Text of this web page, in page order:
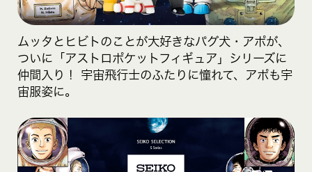
ムッタとヒビトのことが大好きなパグ犬・アポが、
ついに「アストロポケットフィギュア」シリーズに
仲間入り！ 宇宙飛行士のふたりに憧れて、アポも宇
宙服姿に。